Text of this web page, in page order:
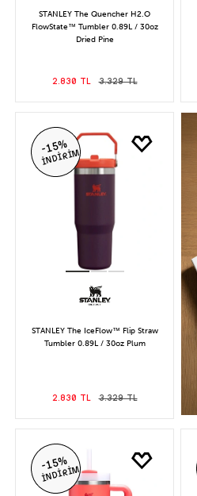
STANLEY The Quencher H2.O
FlowState™ Tumbler 0.89L / 30oz
Dried Pine
2.830 TL 3.329 TL
-15%
İNDİRİM
STANLEY The IceFlow™ Flip Straw
Tumbler 0.89L / 30oz Plum
2.830 TL 3.329 TL
-15%
İNDİRİM